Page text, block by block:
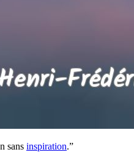
sans inspiration.”